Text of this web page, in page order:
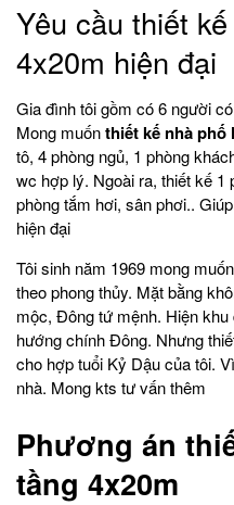
Yêu cầu thiết
4x20m hiện đại
Gia đình tôi gồm có 6 người
Mong muốnthiết kế nhà phố
tô, 4 phòng ngủ, 1 phòng
wc hợp lý. Ngoài ra, thiết kế 1
phòng tắm hơi, sân phơi..
hiện đại
Tôi sinh năm 1969 mong muốn
theo phong thủy. Mặt bằng
mộc, Đông tứ mệnh. Hiện khu
hướng chính Đông. Nhưng
cho hợp tuổi Kỷ Dậu của tôi.
nhà. Mong kts tư vấn thêm
Phương án
tầng 4x20m